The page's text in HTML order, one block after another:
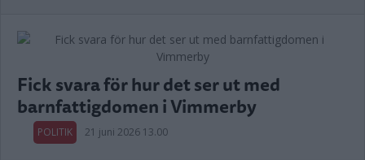
Fick svara för hur det ser ut med
barnfattigdomen i Vimmerby
POLITIK 21 juni 2026 13.00